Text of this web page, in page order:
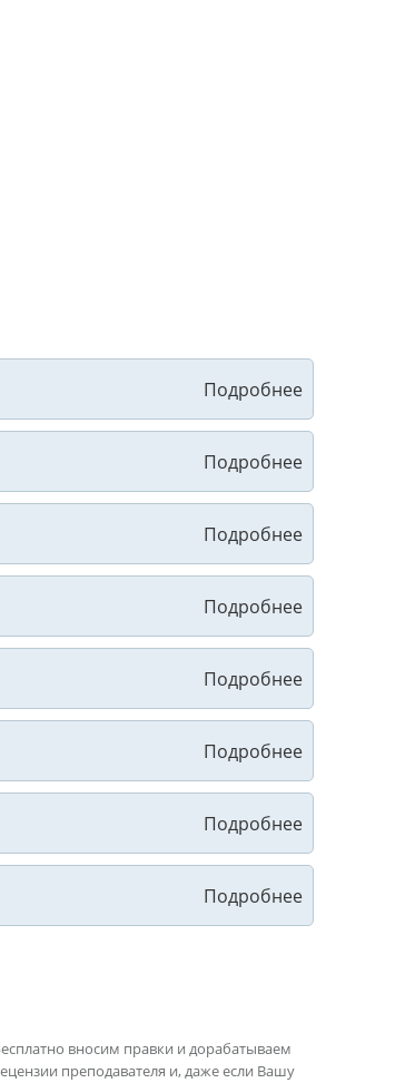
вносим правки и дорабатываем
преподавателя и, даже если Вашу